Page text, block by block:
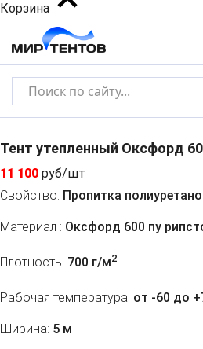
Корзина
Тент утепленный Оксфорд
11 100 руб/шт
Свойство: Пропитка
Материал : Оксфорд 600 пу
Плотность: 700 г/м2
Рабочая температура: от -60 до
Ширина: 5 м